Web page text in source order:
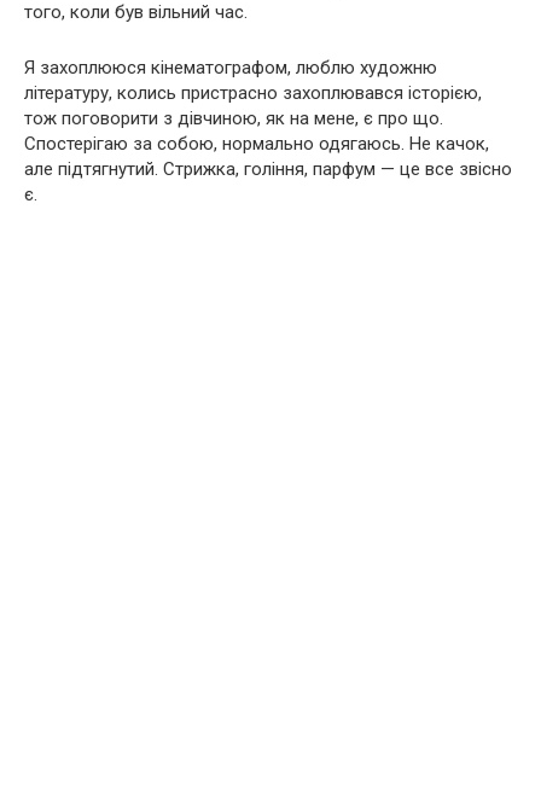
того, коли був вільний час.
Я захоплююся кінематографом, люблю художню
літературу, колись пристрасно захоплювався історією,
тож поговорити з дівчиною, як на мене, є про що.
Спостерігаю за собою, нормально одягаюсь. Не качок,
але підтягнутий. Стрижка, гоління, парфум — це все звісно
є.